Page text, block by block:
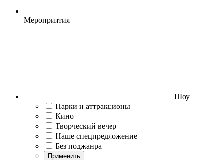
Мероприятия
Шоу
Парки и аттракционы
Кино
Творческий вечер
Наше спецпредложение
Без поджанра
Применить